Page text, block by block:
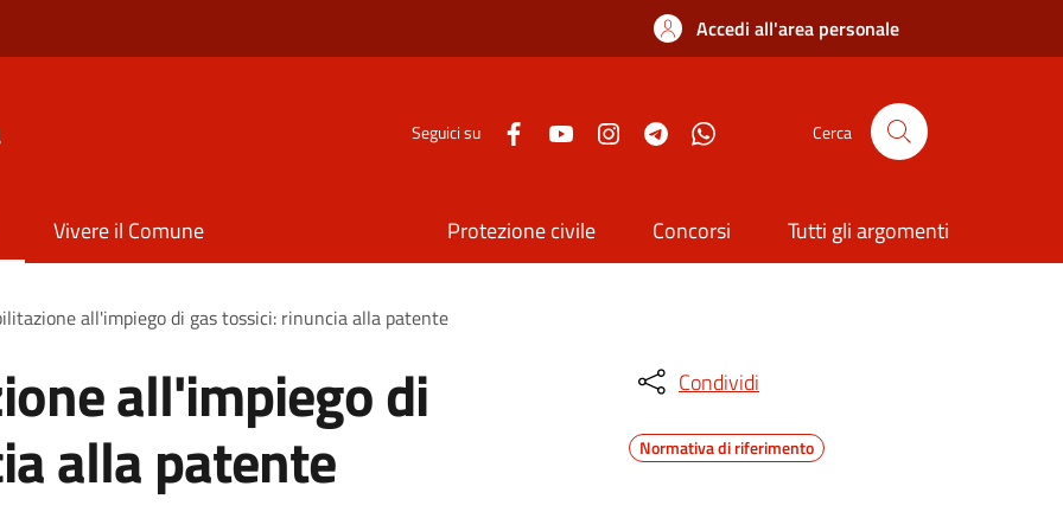
Accedi all'area personale
Seguici su Cerca
Vivere il Comune Protezione civile Concorsi Tutti gli argomenti
all'impiego di gas tossici: rinuncia alla patente
all'impiego di
alla patente
Condividi
Normativa di riferimento